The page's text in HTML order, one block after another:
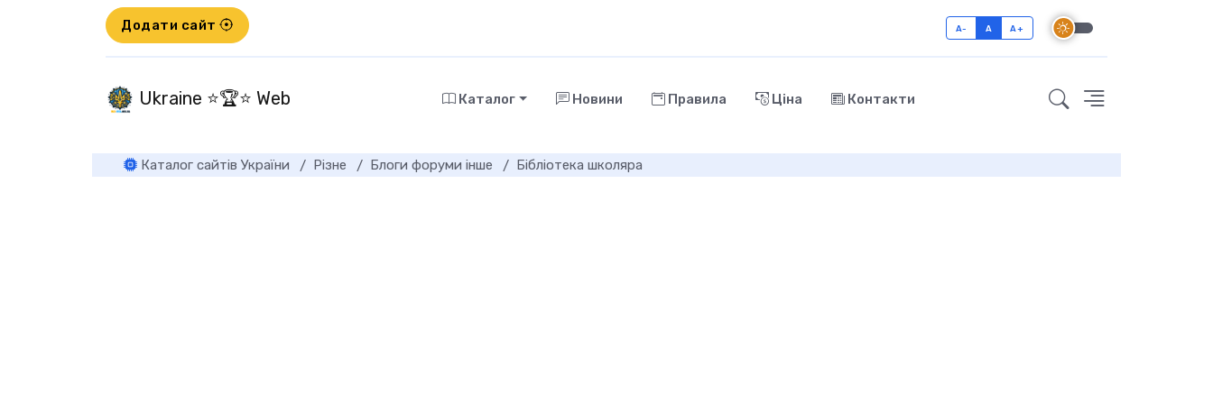
Додати сайт A- A A+
Ukraine ⭐🏆⭐ Web Каталог Новини Правила Ціна Контакти
Каталог сайтів України Різне Блоги форуми інше Бібліотека школяра